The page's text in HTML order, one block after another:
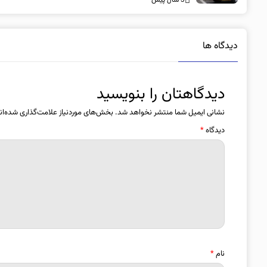
دیدگاه ها
دیدگاهتان را بنویسید
نشانی ایمیل شما منتشر نخواهد شد. بخش‌های موردنیاز علامت‌گذاری
دیدگاه*
نام*